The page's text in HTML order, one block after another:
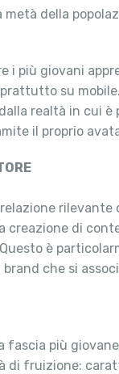
della
i più giovani
su mobile.
realtà in cui è
il proprio
rilevante
creazione di
è
che si
più
di fruizione: